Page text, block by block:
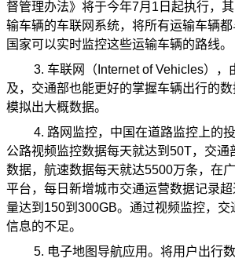
督管理办法》将于今年7月1日起执行，
输车辆的车联网系统，将所有运输车辆都
国家可以实时监控这些运输车辆的路线。
3. 车联网（Internet of Vehicles），
及，交通部也能更好的掌握车辆出行的
模拟出大概数据。
4. 路网监控，中国在道路监控上的
公路视频监控数据每天就达到50T，交通
数据，航速数据每天就达5500万条，在
平台，每日新增城市交通运营数据记录
量达到150到300GB。通过视频监控，
信息的不足。
5. 电子地图导航应用。将用户出行